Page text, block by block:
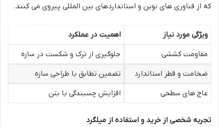
که از فناوری های نوین و استانداردهای بین المللی پیروی می کنند.
ویژگی مورد نیاز
اهمیت در عملکرد
مقاومت کششی
جلوگیری از ترک و شکست در سازه
ضخامت و قطر استاندارد
تضمین تطابق با طراحی سازه
عاج های سطحی
افزایش چسبندگی با بتن
تجربه شخصی از خرید و استفاده از میلگرد